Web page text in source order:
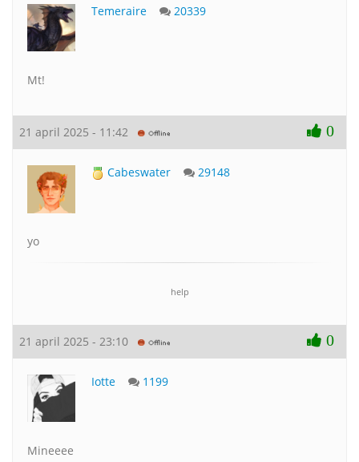
Temeraire 20339
Mt!
21 april 2025 - 11:42 0
Cabeswater 29148
yo
help
21 april 2025 - 23:10 0
Iotte 1199
Mineeee